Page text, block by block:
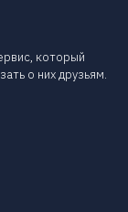
который
о них друзьям.